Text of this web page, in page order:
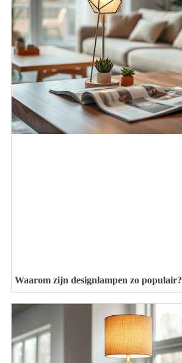
Waarom zijn designlampen zo populair?